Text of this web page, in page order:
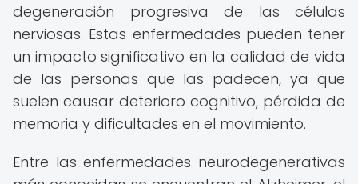
degeneración progresiva de las células
nerviosas. Estas enfermedades pueden tener
un impacto significativo en la calidad de vida
de las personas que las padecen, ya que
suelen causar deterioro cognitivo, pérdida de
memoria y dificultades en el movimiento.
Entre las enfermedades neurodegenerativas